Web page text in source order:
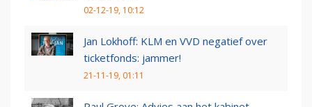
02-12-19, 10:12
Jan Lokhoff: KLM en VVD negatief over
ticketfonds: jammer!
21-11-19, 01:11